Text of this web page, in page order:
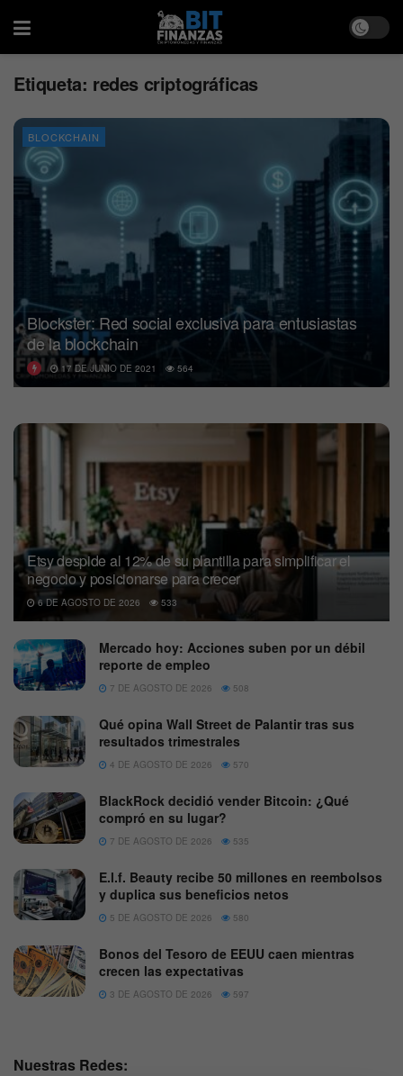
Etiqueta: redes criptográficas
BLOCKCHAIN
Blockster: Red social exclusiva para entusiastas
de la blockchain
17 DE JUNIO DE 2021 564
Etsy despide al 12% de su plantilla para simplificar el
negocio y posicionarse para crecer
6 DE AGOSTO DE 2026 533
Mercado hoy: Acciones suben por un débil
reporte de empleo
7 DE AGOSTO DE 2026 508
Qué opina Wall Street de Palantir tras sus
resultados trimestrales
4 DE AGOSTO DE 2026 570
BlackRock decidió vender Bitcoin: ¿Qué
compró en su lugar?
7 DE AGOSTO DE 2026 535
E.l.f. Beauty recibe 50 millones en reembolsos
y duplica sus beneficios netos
5 DE AGOSTO DE 2026 580
Bonos del Tesoro de EEUU caen mientras
crecen las expectativas
3 DE AGOSTO DE 2026 597
Nuestras Redes: